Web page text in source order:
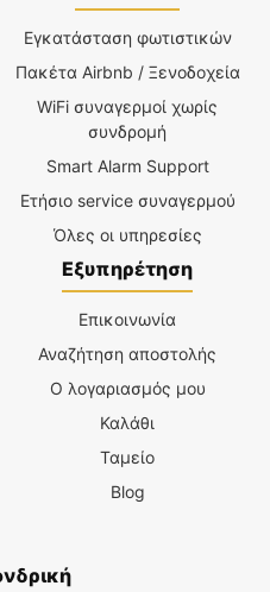
Εγκατάσταση φωτιστικών
Πακέτα Airbnb / Ξενοδοχεία
WiFi συναγερμοί χωρίς
συνδρομή
Smart Alarm Support
Ετήσιο service συναγερμού
Όλες οι υπηρεσίες
Εξυπηρέτηση
Επικοινωνία
Αναζήτηση αποστολής
Ο λογαριασμός μου
Καλάθι
Ταμείο
Blog